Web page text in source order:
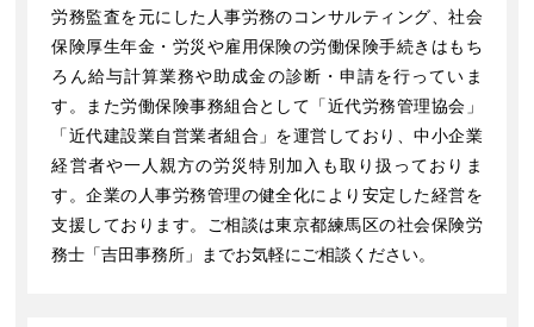
労務監査を元にした人事労務のコンサルティング、社会
保険厚生年金・労災や雇用保険の労働保険手続きはもち
ろん給与計算業務や助成金の診断・申請を行っていま
す。また労働保険事務組合として「近代労務管理協会」
「近代建設業自営業者組合」を運営しており、中小企業
経営者や一人親方の労災特別加入も取り扱っておりま
す。企業の人事労務管理の健全化により安定した経営を
支援しております。ご相談は東京都練馬区の社会保険労
務士「吉田事務所」までお気軽にご相談ください。